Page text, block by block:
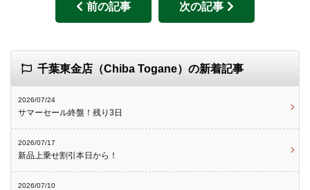
前の記事 次の記事
千葉東金店（Chiba Togane）の新着記事
2026/07/24
サマーセール終盤！残り3日
2026/07/17
新品上乗せ割引本日から！
2026/07/10